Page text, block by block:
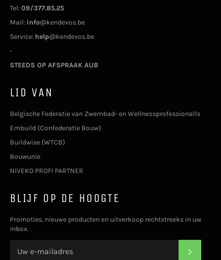
Tel:09/377.85.25
Mail: info@kendevos.be
Service: help@kendevos.be
-
STEEDS OP AFSPRAAK AUB
LID VAN
Belgische Federatie van Zwembad- en Wellnessprofessionalls
Embuild (Confederatie Bouw)
Buildwise (WTCB)
Bouwunie
NIVEKO PROFI PARTNER
BLIJF OP DE HOOGTE
Promoties, nieuwe producten en uitverkoop rechtstreeks in uw
inbox.